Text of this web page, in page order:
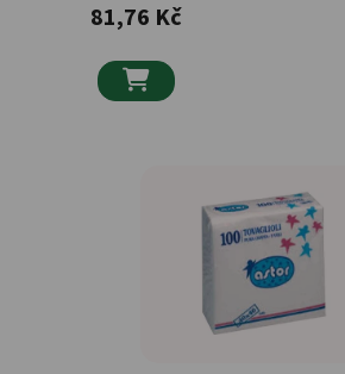
81,76 Kč
